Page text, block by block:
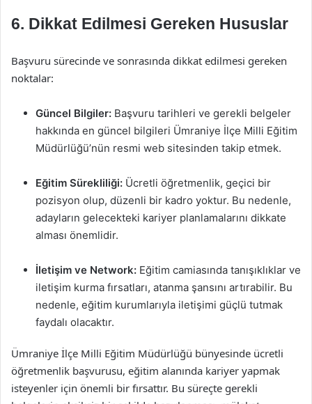
6. Dikkat Edilmesi Gereken Hususlar
Başvuru sürecinde ve sonrasında dikkat edilmesi gereken
noktalar:
Güncel Bilgiler: Başvuru tarihleri ve gerekli belgeler
hakkında en güncel bilgileri Ümraniye İlçe Milli Eğitim
Müdürlüğü’nün resmi web sitesinden takip etmek.
Eğitim Sürekliliği: Ücretli öğretmenlik, geçici bir
pozisyon olup, düzenli bir kadro yoktur. Bu nedenle,
adayların gelecekteki kariyer planlamalarını dikkate
alması önemlidir.
İletişim ve Network: Eğitim camiasında tanışıklıklar ve
iletişim kurma fırsatları, atanma şansını artırabilir. Bu
nedenle, eğitim kurumlarıyla iletişimi güçlü tutmak
faydalı olacaktır.
Ümraniye İlçe Milli Eğitim Müdürlüğü bünyesinde ücretli
öğretmenlik başvurusu, eğitim alanında kariyer yapmak
isteyenler için önemli bir fırsattır. Bu süreçte gerekli